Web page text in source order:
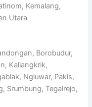
Kemalang,
Utara
Borobudur,
Kaliangkrik,
Ngluwar, Pakis,
Srumbung, Tegalrejo,